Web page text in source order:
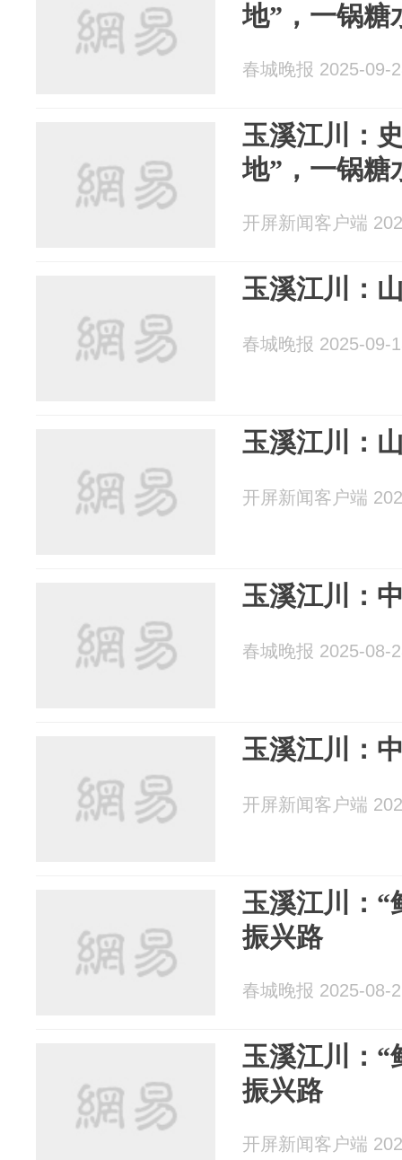
地”，一锅糖
春城晚报 2025-09-
玉溪江川：
地”，一锅糖
开屏新闻客户端
玉溪江川：
春城晚报 2025-09-
玉溪江川：
开屏新闻客户端
玉溪江川：
春城晚报 2025-08-
玉溪江川：
开屏新闻客户端
玉溪江川：“
振兴路
春城晚报 2025-08-
玉溪江川：“
振兴路
开屏新闻客户端